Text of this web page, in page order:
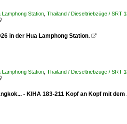
Lamphong Station Thailand / Dieseltriebzüge / SRT
in der Hua Lamphong Station. 
Lamphong Station Thailand / Dieseltriebzüge / SRT
- KIHA 183-211 Kopf an Kopf mit